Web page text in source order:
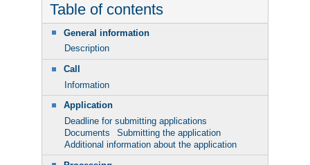
Table of contents
General information
Description
Call
Information
Application
Deadline for submitting applications
Documents
Submitting the application
Additional information about the application